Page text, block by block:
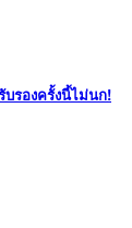
รองครั้งนี้ไม่นก!